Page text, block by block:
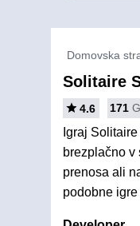
Domovska
Solitaire
4.6 171
Igraj
brezplačno v
prenosa ali
podobne